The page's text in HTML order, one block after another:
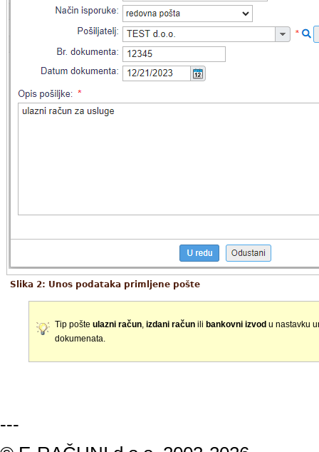
Slika 2: Unos podataka primljene pošte
Tip pošte ulazni račun, izdani račun ili bankovni izvod u nastavku
dokumenata.
---